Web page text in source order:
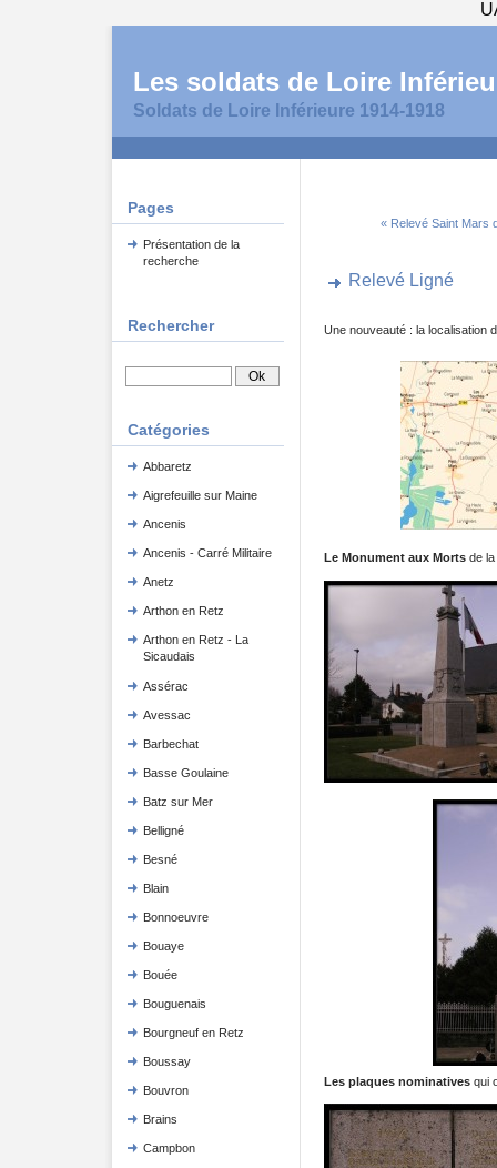
Les soldats de Loire
Soldats de Loire Inférieure 1914-1918
Pages
Présentation de la
recherche
Rechercher
Catégories
Abbaretz
Aigrefeuille sur Maine
Ancenis
Ancenis - Carré Militaire
Anetz
Arthon en Retz
Arthon en Retz - La
Sicaudais
Assérac
Avessac
Barbechat
Basse Goulaine
Batz sur Mer
Belligné
Besné
Blain
Bonnoeuvre
Bouaye
Bouée
Bouguenais
Bourgneuf en Retz
Boussay
Bouvron
Brains
Campbon
« Relevé Saint Mars
Relevé Ligné
Une nouveauté : la localisation
Le Monument aux Mortsde la
Les plaques nominativesqui